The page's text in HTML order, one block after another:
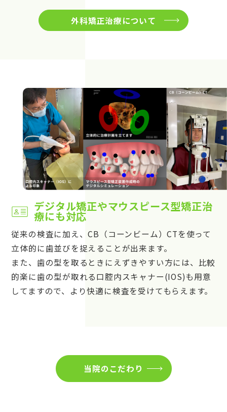
外科矯正治療について
デジタル矯正やマウスピース型矯正治
療にも対応
従来の検査に加え、CB（コーンビーム）CTを使って
立体的に歯並びを捉えることが出来ます。
また、歯の型を取るときにえずきやすい方には、比較
的楽に歯の型が取れる口腔内スキャナー(IOS)も用意
してますので、より快適に検査を受けてもらえます。
当院のこだわり